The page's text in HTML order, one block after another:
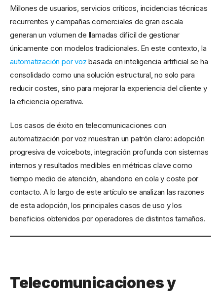
Millones de usuarios, servicios críticos, incidencias técnicas
recurrentes y campañas comerciales de gran escala
generan un volumen de llamadas difícil de gestionar
únicamente con modelos tradicionales. En este contexto, la
automatización por voz basada en inteligencia artificial se ha
consolidado como una solución estructural, no solo para
reducir costes, sino para mejorar la experiencia del cliente y
la eficiencia operativa.
Los casos de éxito en telecomunicaciones con
automatización por voz muestran un patrón claro: adopción
progresiva de voicebots, integración profunda con sistemas
internos y resultados medibles en métricas clave como
tiempo medio de atención, abandono en cola y coste por
contacto. A lo largo de este artículo se analizan las razones
de esta adopción, los principales casos de uso y los
beneficios obtenidos por operadores de distintos tamaños.
Telecomunicaciones y